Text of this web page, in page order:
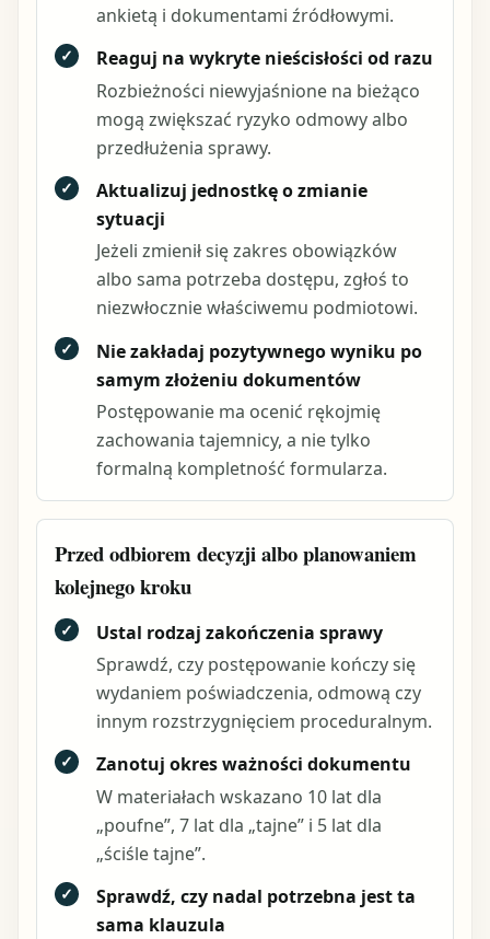
ankietą i dokumentami źródłowymi.
✓
Reaguj na wykryte nieścisłości od razu
Rozbieżności niewyjaśnione na bieżąco
mogą zwiększać ryzyko odmowy albo
przedłużenia sprawy.
✓
Aktualizuj jednostkę o zmianie
sytuacji
Jeżeli zmienił się zakres obowiązków
albo sama potrzeba dostępu, zgłoś to
niezwłocznie właściwemu podmiotowi.
✓
Nie zakładaj pozytywnego wyniku po
samym złożeniu dokumentów
Postępowanie ma ocenić rękojmię
zachowania tajemnicy, a nie tylko
formalną kompletność formularza.
Przed odbiorem decyzji albo planowaniem
kolejnego kroku
✓
Ustal rodzaj zakończenia sprawy
Sprawdź, czy postępowanie kończy się
wydaniem poświadczenia, odmową czy
innym rozstrzygnięciem proceduralnym.
✓
Zanotuj okres ważności dokumentu
W materiałach wskazano 10 lat dla
„poufne”, 7 lat dla „tajne” i 5 lat dla
„ściśle tajne”.
✓
Sprawdź, czy nadal potrzebna jest ta
sama klauzula